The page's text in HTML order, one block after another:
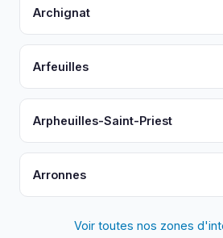
Archignat
Arfeuilles
Arpheuilles-Saint-Priest
Arronnes
Voir toutes nos zones